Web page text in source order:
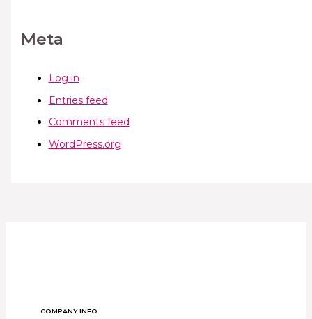
Meta
Log in
Entries feed
Comments feed
WordPress.org
COMPANY INFO